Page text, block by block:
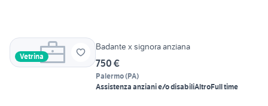
Vetrina
Badante x signora anziana
750 €
Palermo(PA)
Assistenza anziani e/o disabiliAltroFull time